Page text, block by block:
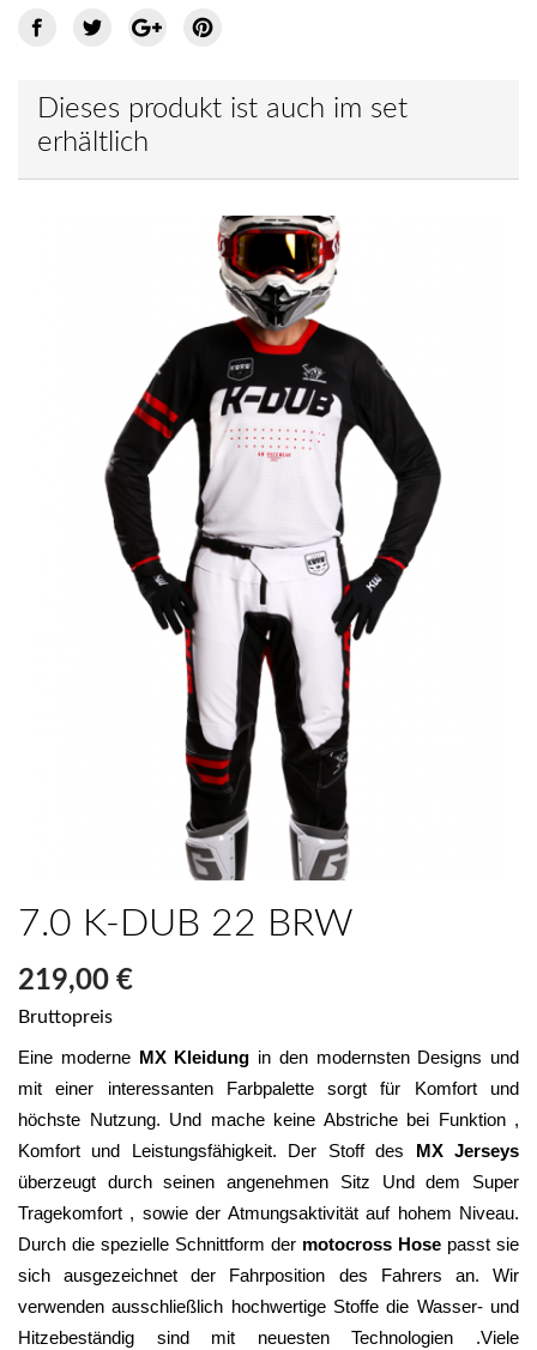
Dieses produkt ist auch im set
erhältlich
7.0 K-DUB 22 BRW
219,00 €
Bruttopreis
Eine moderne MX Kleidung in den modernsten Designs und
mit einer interessanten Farbpalette sorgt für Komfort und
höchste Nutzung. Und mache keine Abstriche bei Funktion ,
Komfort und Leistungsfähigkeit. Der Stoff des
MX Jerseys
überzeugt durch seinen angenehmen Sitz Und dem Super
Tragekomfort , sowie der Atmungsaktivität auf hohem Niveau.
Durch die spezielle Schnittform der motocross Hose passt sie
sich ausgezeichnet der Fahrposition des Fahrers an. Wir
verwenden ausschließlich hochwertige Stoffe die Wasser- und
Hitzebeständig sind mit neuesten Technologien .Viele